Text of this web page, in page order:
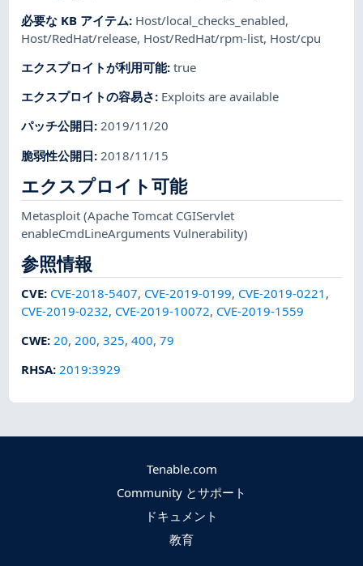
必要な KB アイテム: Host/local_checks_enabled,
Host/RedHat/release, Host/RedHat/rpm-list, Host/cpu
エクスプロイトが利用可能:true
エクスプロイトの容易さ: Exploits are available
パッチ公開日:2019/11/20
脆弱性公開日: 2018/11/15
エクスプロイト可能
Metasploit(Apache Tomcat CGIServlet
enableCmdLineArguments Vulnerability)
参照情報
CVE: CVE-2018-5407, CVE-2019-0199, CVE-2019-0221 ,
CVE-2019-0232, CVE-2019-10072, CVE-2019-1559
CWE: 20, 200,325,400,79
RHSA:2019:3929
Tenable.com
Community とサポート
ドキュメント
教育